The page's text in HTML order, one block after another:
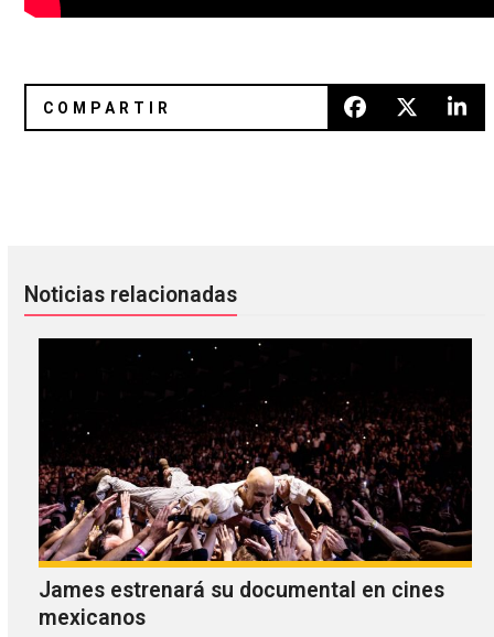
Noticias relacionadas
James estrenará su documental en cines
mexicanos